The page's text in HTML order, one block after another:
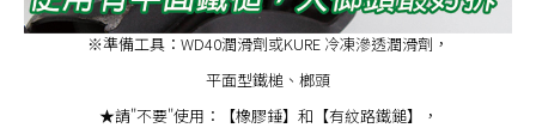
※準備工具：WD40潤滑劑或KURE 冷凍滲透潤滑劑，
平面型鐵槌、榔頭
★請"不要"使用：【橡膠錘】和【有紋路鐵鎚】，